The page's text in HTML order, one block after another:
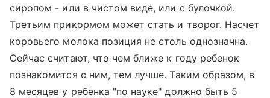
сиропом - или в чистом виде, или с булочкой.
Третьим прикормом может стать и творог. Насчет
коровьего молока позиция не столь однозначна.
Сейчас считают, что чем ближе к году ребенок
познакомится с ним, тем лучше. Таким образом, в
8 месяцев у ребенка "по науке" должно быть 5